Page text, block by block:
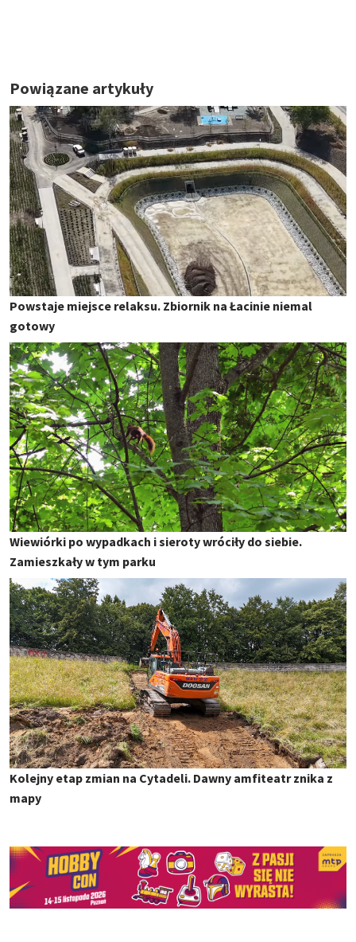
Powiązane artykuły
Powstaje miejsce relaksu. Zbiornik na Łacinie niemal
gotowy
Wiewiórki po wypadkach i sieroty wróciły do siebie.
Zamieszkały w tym parku
Kolejny etap zmian na Cytadeli. Dawny amfiteatr znika z
mapy